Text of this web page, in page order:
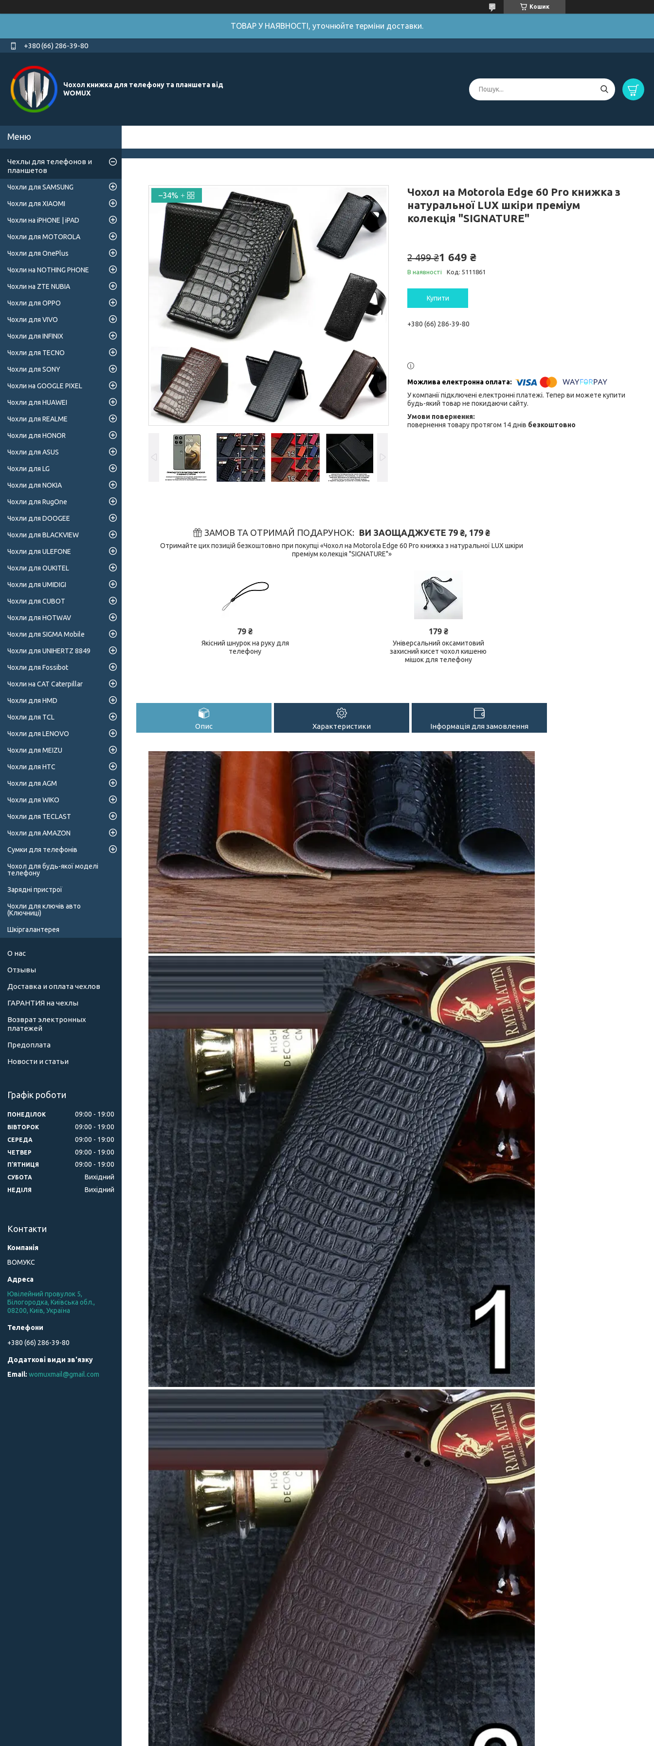
Кошик
ТОВАР У НАЯВНОСТІ, уточнюйте терміни доставки.
+380 (66) 286-39-80
Чохол книжка для телефону та планшета від
WOMUX
–34%
Чохол на Motorola Edge 60 Pro книжка з
натуральної LUX шкіри преміум
колекція "SIGNATURE"
2 499 ₴1 649 ₴
В наявності Код: 5111861
Купити
+380 (66) 286-39-80
У компанії підключені електронні платежі. Тепер ви можете купити
будь-який товар не покидаючи сайту.
повернення товару протягом 14 днів безкоштовно
ЗАМОВ ТА ОТРИМАЙ ПОДАРУНОК ВИ ЗАОЩАДЖУЄТЕ 79 ₴, 179 ₴
Отримайте цих позицій безкоштовно при покупці «Чохол на Motorola Edge 60 Pro книжка з натуральної LUX шкіри
преміум колекція "SIGNATURE"»
79 ₴
Якісний шнурок на руку для
телефону
179 ₴
Універсальний оксамитовий
захисний кисет чохол кишеню
мішок для телефону
Опис Характеристики Інформація для замовлення
Чехлы для телефонов и
планшетов
Чохли для SAMSUNG
Чохли для XIAOMI
Чохли на iPHONE | iPAD
Чохли для MOTOROLA
Чохли для OnePlus
Чохли на NOTHING PHONE
Чохли на ZTE NUBIA
Чохли для OPPO
Чохли для VIVO
Чохли для INFINIX
Чохли для TECNO
Чохли для SONY
Чохли на GOOGLE PIXEL
Чохли для HUAWEI
Чохли для REALME
Чохли для HONOR
Чохли для ASUS
Чохли для LG
Чохли для NOKIA
Чохли для RugOne
Чохли для DOOGEE
Чохли для BLACKVIEW
Чохли для ULEFONE
Чохли для OUKITEL
Чохли для UMIDIGI
Чохли для CUBOT
Чохли для HOTWAV
Чохли для SIGMA Mobile
Чохли для UNIHERTZ 8849
Чохли для Fossibot
Чохли на CAT Caterpillar
Чохли для HMD
Чохли для TCL
Чохли для LENOVO
Чохли для MEIZU
Чохли для HTC
Чохли для AGM
Чохли для WIKO
Чохли для TECLAST
Чохли для AMAZON
Сумки для телефонів
Чохол для будь-якої моделі
телефону
Зарядні пристрої
Чохли для ключів авто
(Ключниці)
Шкіргалантерея
О нас
Отзывы
Доставка и оплата чехлов
ГАРАНТИЯ на чехлы
Возврат электронных
платежей
Предоплата
Новости и статьи
Графік роботи
ПОНЕДІЛОК 09:00 19:00
ВІВТОРОК 09:00 19:00
СЕРЕДА 09:00 19:00
ЧЕТВЕР 09:00 19:00
ПʼЯТНИЦЯ 09:00 19:00
СУБОТА Вихідний
НЕДІЛЯ Вихідний
Контакти
ВОМУКС
Ювілейний провулок 5,
Білогородка, Київська обл.,
08200, Київ, Україна
+380 (66) 286-39-80
womuxmail@gmail.com